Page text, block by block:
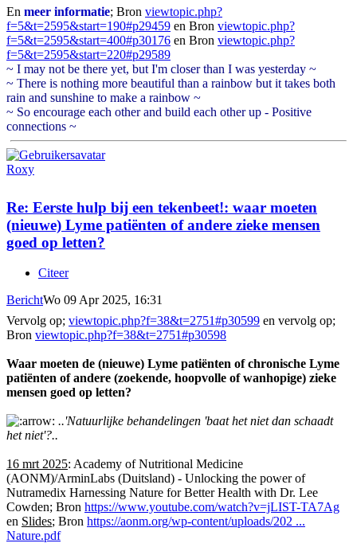
En meer informatie; Bron viewtopic.php?
f=5&t=2595&start=190#p29459 en Bron viewtopic.php?
f=5&t=2595&start=400#p30176 en Bron viewtopic.php?
f=5&t=2595&start=220#p29589
~ I may not be there yet, but I'm closer than I was yesterday ~
~ There is nothing more beautiful than a rainbow but it takes both
rain and sunshine to make a rainbow ~
~ So encourage each other and build each other up - Positive
connections ~
Roxy
Re: Eerste hulp bij een tekenbeet!: waar moeten
(nieuwe) Lyme patiënten of andere zieke mensen
goed op letten?
Citeer
BerichtWo 09 Apr 2025, 16:31
Vervolg op; viewtopic.php?f=38&t=2751#p30599 en vervolg op;
Bron viewtopic.php?f=38&t=2751#p30598
Waar moeten de (nieuwe) Lyme patiënten of chronische Lyme
patiënten of andere (zoekende, hoopvolle of wanhopige) zieke
mensen goed op letten?
..'Natuurlijke behandelingen 'baat het niet dan schaadt
het niet'?..
16 mrt 2025: Academy of Nutritional Medicine
(AONM)/ArminLabs (Duitsland) - Unlocking the power of
Nutramedix Harnessing Nature for Better Health with Dr. Lee
Cowden; Bron https://www.youtube.com/watch?v=jLIST-TA7Ag
en Slides; Bron https://aonm.org/wp-content/uploads/202 ...
Nature.pdf